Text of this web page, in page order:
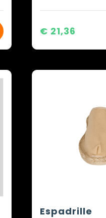
€ 21,36
Espadrille